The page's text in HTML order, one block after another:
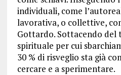
individuali, come
lavorativa, o collettive,
Gottardo. Sottacendo
spirituale per cui
30 % di risveglio sta già
cercare e a sperimentare.